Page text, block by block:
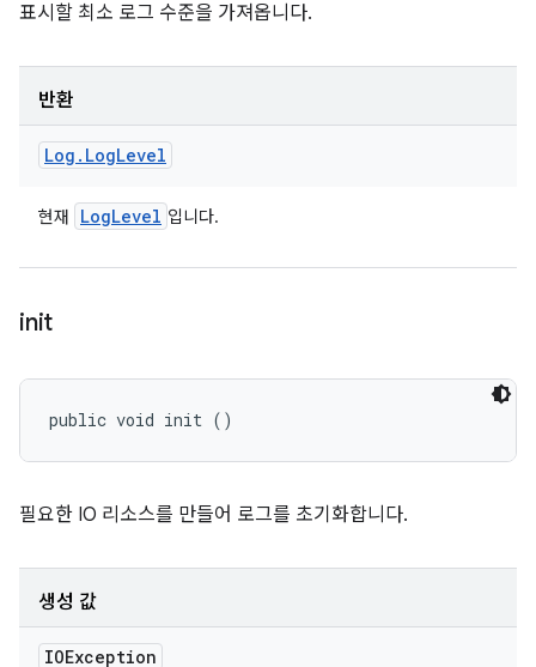
표시할 최소 로그 수준을 가져옵니다.
반환
Log . LogLevel
현재 LogLevel 입니다.
init
public void init ()
필요한 IO 리소스를 만들어 로그를 초기화합니다.
생성 값
IOException